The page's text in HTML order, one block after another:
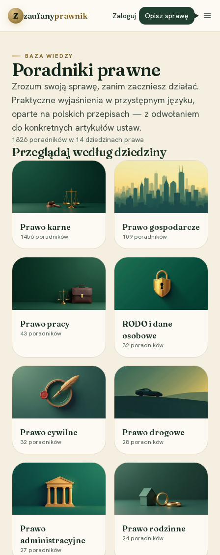
Przejdź do treści
Z zaufanyprawnik Zaloguj Opisz sprawę
BAZA WIEDZY
Poradniki prawne
Zrozum swoją sprawę, zanim zaczniesz działać.
Praktyczne wyjaśnienia w przystępnym języku,
oparte na polskich przepisach — z odwołaniem
do konkretnych artykułów ustaw.
1826 poradników w 14 dziedzinach prawa
Przeglądaj według dziedziny
Prawo karne
1456 poradników
Prawo gospodarcze
109 poradników
Prawo pracy
43 poradników
RODO i dane
osobowe
32 poradników
Prawo cywilne
32 poradników
Prawo drogowe
28 poradników
Prawo
administracyjne
27 poradników
Prawo rodzinne
24 poradników